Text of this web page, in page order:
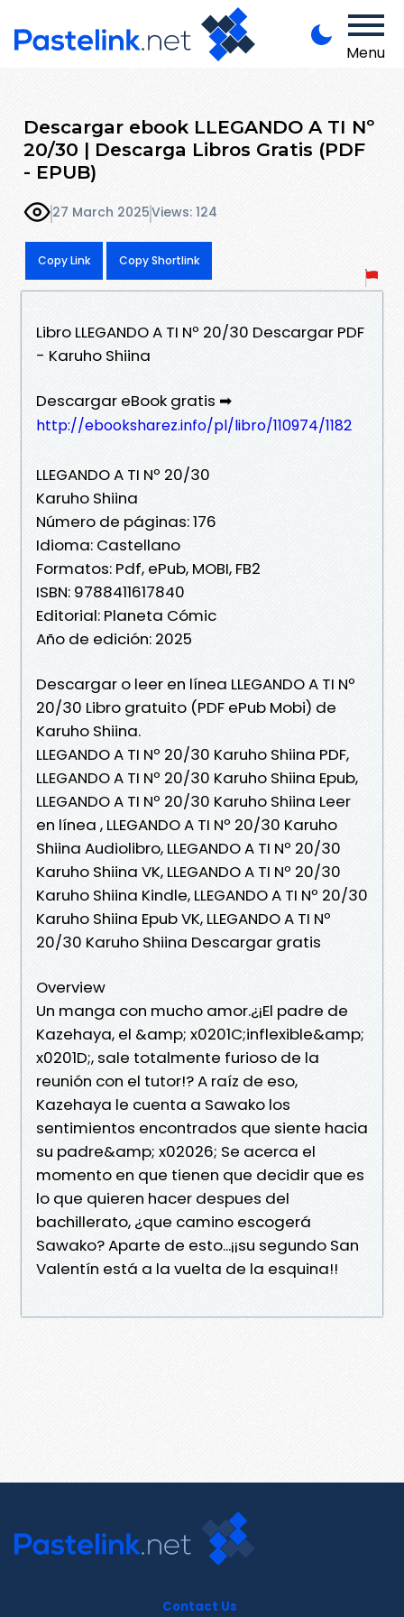
Menu
Descargar ebook LLEGANDO A TI Nº
20/30 | Descarga Libros Gratis (PDF
- EPUB)
27 March 2025Views: 124
Copy Link Copy Shortlink
Libro LLEGANDO A TI Nº 20/30 Descargar PDF
- Karuho Shiina
Descargar eBook gratis ➡
http://ebooksharez.info/pl/libro/110974/1182
LLEGANDO A TI Nº 20/30
Karuho Shiina
Número de páginas: 176
Idioma: Castellano
Formatos: Pdf, ePub, MOBI, FB2
ISBN: 9788411617840
Editorial: Planeta Cómic
Año de edición: 2025
Descargar o leer en línea LLEGANDO A TI Nº
20/30 Libro gratuito (PDF ePub Mobi) de
Karuho Shiina.
LLEGANDO A TI Nº 20/30 Karuho Shiina PDF,
LLEGANDO A TI Nº 20/30 Karuho Shiina Epub,
LLEGANDO A TI Nº 20/30 Karuho Shiina Leer
en línea , LLEGANDO A TI Nº 20/30 Karuho
Shiina Audiolibro, LLEGANDO A TI Nº 20/30
Karuho Shiina VK, LLEGANDO A TI Nº 20/30
Karuho Shiina Kindle, LLEGANDO A TI Nº 20/30
Karuho Shiina Epub VK, LLEGANDO A TI Nº
20/30 Karuho Shiina Descargar gratis
Overview
Un manga con mucho amor.¿¡El padre de
Kazehaya, el &amp; x0201C;inflexible&amp;
x0201D;, sale totalmente furioso de la
reunión con el tutor!? A raíz de eso,
Kazehaya le cuenta a Sawako los
sentimientos encontrados que siente hacia
su padre&amp; x02026; Se acerca el
momento en que tienen que decidir que es
lo que quieren hacer despues del
bachillerato, ¿que camino escogerá
Sawako? Aparte de esto...¡¡su segundo San
Valentín está a la vuelta de la esquina!!
Contact Us